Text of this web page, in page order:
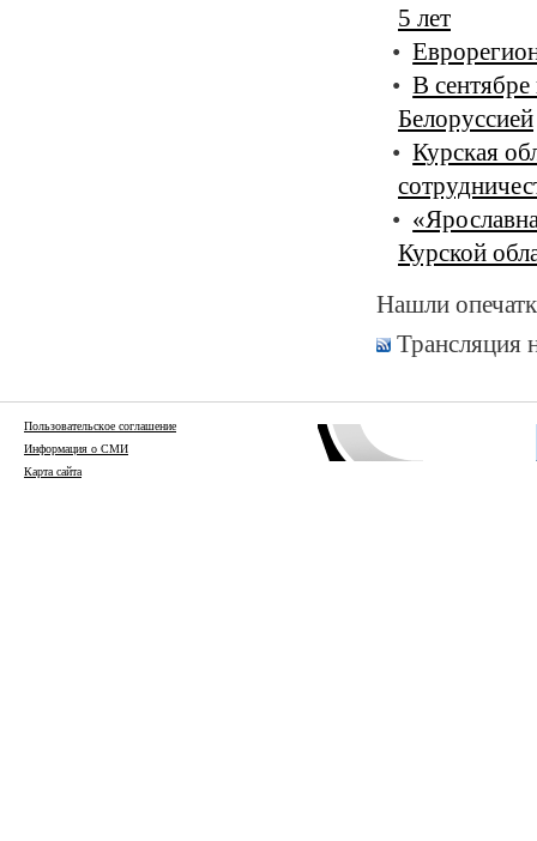
5 лет
В сентябре
Белоруссией
Курская
Курской
Нашли
Трансляция
Пользовательское соглашение
Информация о СМИ
Карта сайта